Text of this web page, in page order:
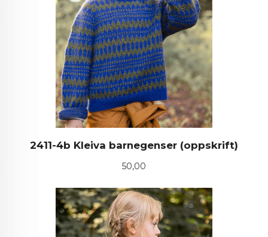
2411-4b Kleiva barnegenser (oppskrift)
Pris
50,00